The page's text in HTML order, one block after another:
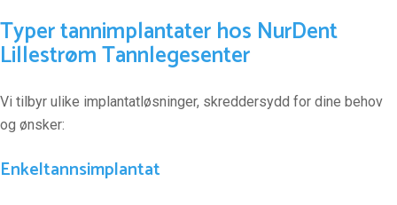
Typer tannimplantater hos NurDent
Lillestrøm Tannlegesenter
Vi tilbyr ulike implantatløsninger, skreddersydd for dine behov
og ønsker:
Enkeltannsimplantat